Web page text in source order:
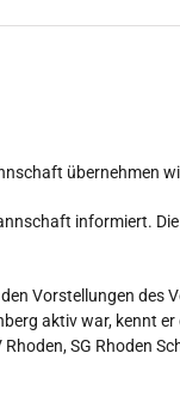
übernehmen
informiert.
Vorstellungen des
aktiv war, kennt
SG Rhoden